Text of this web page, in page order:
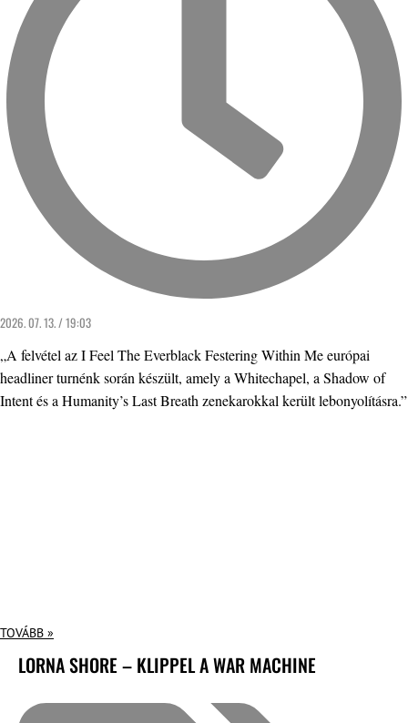
2026. 07. 13. / 19:03
„A felvétel az I Feel The Everblack Festering Within Me európai
headliner turnénk során készült, amely a Whitechapel, a Shadow of
Intent és a Humanity’s Last Breath zenekarokkal került lebonyolításra.”
TOVÁBB »
LORNA SHORE – KLIPPEL A WAR MACHINE